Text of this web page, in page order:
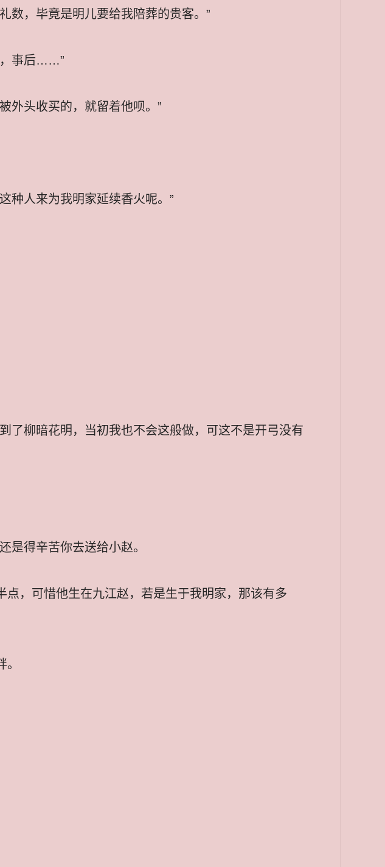
数，毕竟是明儿要给我陪葬的贵客。”
，事后……”
外头收买的，就留着他呗。”
种人来为我明家延续香火呢。”
了柳暗花明，当初我也不会这般做，可这不是开弓没有
是得辛苦你去送给小赵。
，可惜他生在九江赵，若是生于我明家，那该有多